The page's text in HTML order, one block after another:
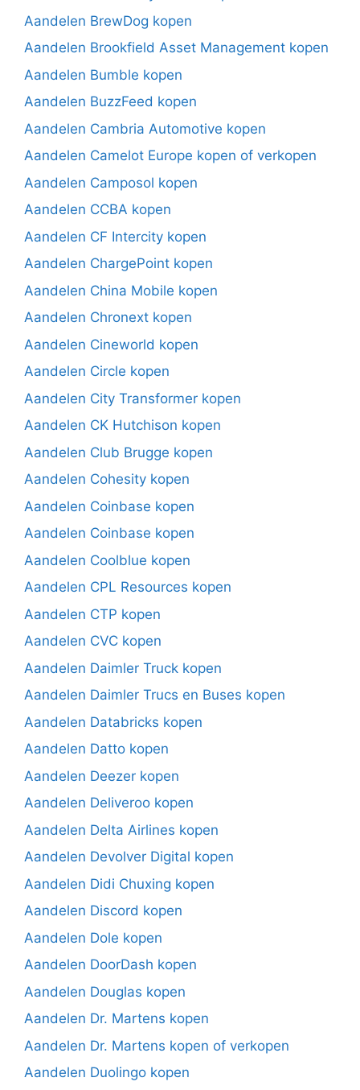
Aandelen BrewDog kopen
Aandelen Brookfield Asset Management kopen
Aandelen Bumble kopen
Aandelen BuzzFeed kopen
Aandelen Cambria Automotive kopen
Aandelen Camelot Europe kopen of verkopen
Aandelen Camposol kopen
Aandelen CCBA kopen
Aandelen CF Intercity kopen
Aandelen ChargePoint kopen
Aandelen China Mobile kopen
Aandelen Chronext kopen
Aandelen Cineworld kopen
Aandelen Circle kopen
Aandelen City Transformer kopen
Aandelen CK Hutchison kopen
Aandelen Club Brugge kopen
Aandelen Cohesity kopen
Aandelen Coinbase kopen
Aandelen Coinbase kopen
Aandelen Coolblue kopen
Aandelen CPL Resources kopen
Aandelen CTP kopen
Aandelen CVC kopen
Aandelen Daimler Truck kopen
Aandelen Daimler Trucs en Buses kopen
Aandelen Databricks kopen
Aandelen Datto kopen
Aandelen Deezer kopen
Aandelen Deliveroo kopen
Aandelen Delta Airlines kopen
Aandelen Devolver Digital kopen
Aandelen Didi Chuxing kopen
Aandelen Discord kopen
Aandelen Dole kopen
Aandelen DoorDash kopen
Aandelen Douglas kopen
Aandelen Dr. Martens kopen
Aandelen Dr. Martens kopen of verkopen
Aandelen Duolingo kopen